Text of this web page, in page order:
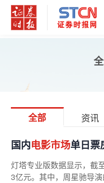
全部 资讯
国内电影市场单日票
灯塔专业版数据显示，截
3亿元。其中，周星驰导